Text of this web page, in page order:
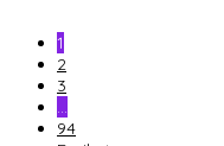
1
2
3
…
94